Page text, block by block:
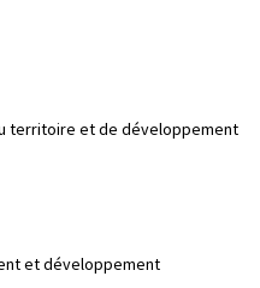
territoire et de développement
et développement